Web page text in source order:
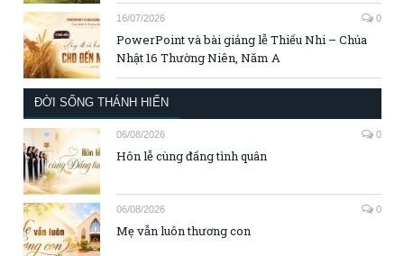
16/07/2026 0
PowerPoint và bài giảng lễ Thiếu Nhi – Chúa
Nhật 16 Thường Niên, Năm A
ĐỜI SỐNG THÁNH HIẾN
06/08/2026 0
Hôn lễ cùng đấng tình quân
06/08/2026 0
Mẹ vẫn luôn thương con